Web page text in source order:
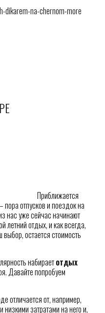
dikarem-na-chernom-more
Приближается
отпусков и поездок на
нас уже сейчас начинают
летний отдых, и как всегда,
остается стоимость
набираетотдых
Давайте попробуем
отличается от, например,
затратами на него и,